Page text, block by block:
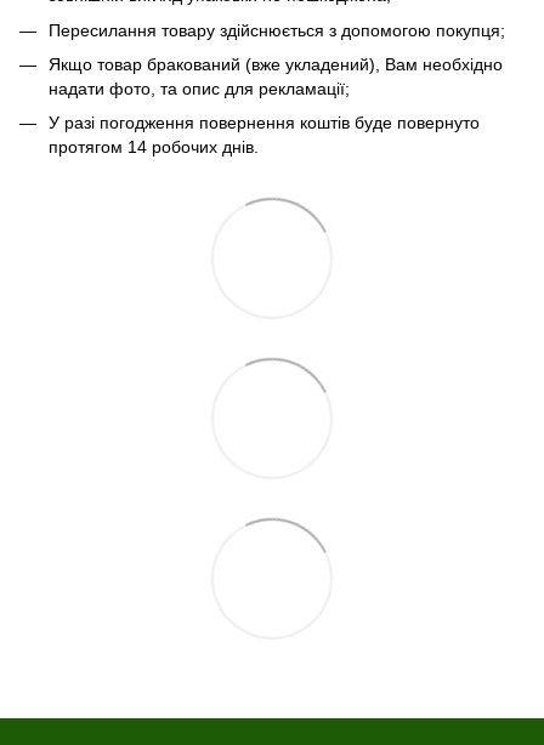
Пересилання товару здійснюється з допомогою покупця;
Якщо товар бракований (вже укладений), Вам необхідно
надати фото, та опис для рекламації;
У разі погодження повернення коштів буде повернуто
протягом 14 робочих днів.